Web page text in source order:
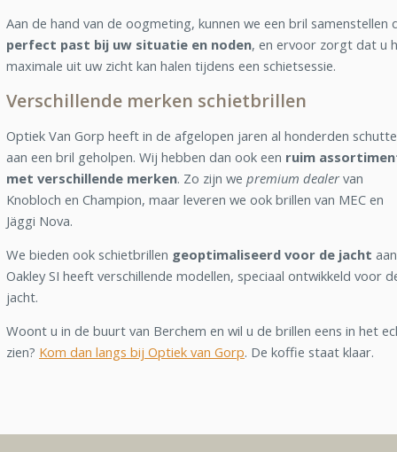
Aan de hand van de oogmeting, kunnen we een bril samenstellen
perfect past bij uw situatie en noden, en ervoor zorgt dat u
maximale uit uw zicht kan halen tijdens een schietsessie.
Verschillende merken schietbrillen
Optiek Van Gorp heeft in de afgelopen jaren al honderden
aan een bril geholpen. Wij hebben dan ook een ruim
met verschillende merken. Zo zijn we premium dealer van
Knobloch en Champion, maar leveren we ook brillen van MEC en
Jäggi Nova.
We bieden ook schietbrillen geoptimaliseerd voor de jacht
Oakley SI heeft verschillende modellen, speciaal ontwikkeld voor
jacht.
Woont u in de buurt van Berchem en wil u de brillen eens in het
zien? Kom dan langs bij Optiek van Gorp. De koffie staat klaar.